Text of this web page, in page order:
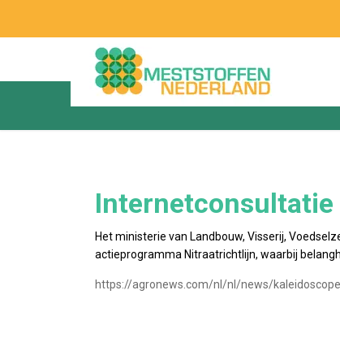
Het ministerie van Landbouw, Visserij,
actieprogramma Nitraatrichtlijn, waarbij
https://agronews.com/nl/nl/news/